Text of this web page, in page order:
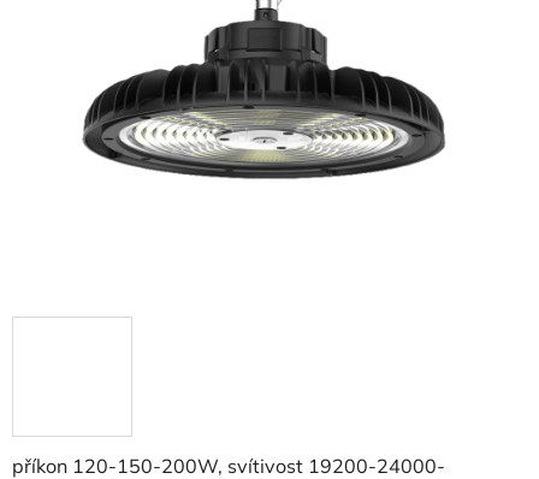
příkon 120-150-200W, svítivost 19200-24000-